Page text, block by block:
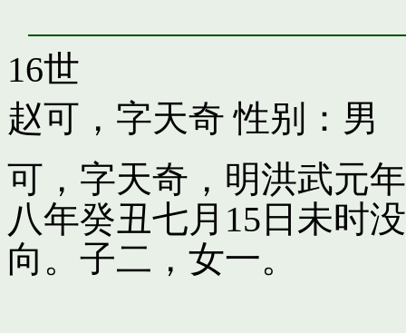
16世
赵可，字天奇 性别：男
可，字天奇，明洪武元
八年癸丑七月15日未时
向。子二，女一。